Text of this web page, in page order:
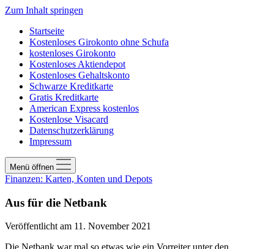
Zum Inhalt springen
Startseite
Kostenloses Girokonto ohne Schufa
kostenloses Girokonto
Kostenloses Aktiendepot
Kostenloses Gehaltskonto
Schwarze Kreditkarte
Gratis Kreditkarte
American Express kostenlos
Kostenlose Visacard
Datenschutzerklärung
Impressum
Menü öffnen
Finanzen: Karten, Konten und Depots
Aus für die Netbank
Veröffentlicht am 11. November 2021